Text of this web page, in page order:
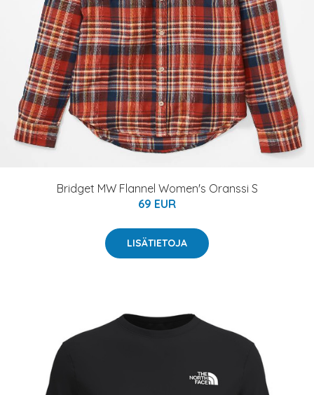
Bridget MW Flannel Women's Oranssi S
69 EUR
LISÄTIETOJA